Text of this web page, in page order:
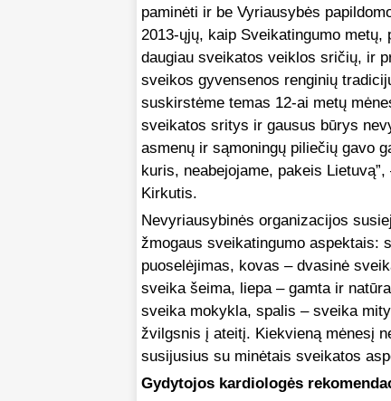
paminėti ir be Vyriausybės
2013-ųjų, kaip Sveikatingumo metų,
daugiau sveikatos veiklos sričių, ir
sveikos gyvensenos renginių
suskirstėme temas 12-ai metų
sveikatos sritys ir gausus būrys
asmenų ir sąmoningų piliečių gavo
kuris, neabejojame, pakeis
Kirkutis.
Nevyriausybinės organizacijos
žmogaus sveikatingumo aspektais:
puoselėjimas, kovas – dvasinė
sveika šeima, liepa – gamta ir
sveika mokykla, spalis – sveika
žvilgsnis į ateitį. Kiekvieną mėnesį
susijusius su minėtais sveikatos
Gydytojos kardiologės